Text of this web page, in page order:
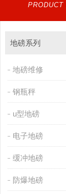
PRODUCT
地磅系列
地磅维修
钢瓶秤
u型地磅
电子地磅
缓冲地磅
防爆地磅